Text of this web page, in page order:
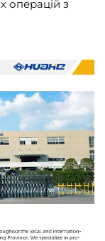
операцій з